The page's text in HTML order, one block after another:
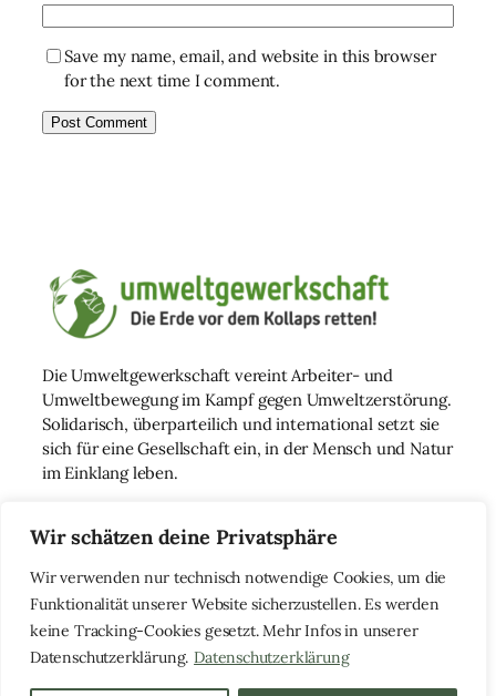
Wir schätzen deine Privatsphäre
Wir verwenden nur technisch notwendige Cookies, um die
Funktionalität unserer Website sicherzustellen. Es werden
keine Tracking-Cookies gesetzt. Mehr Infos in unserer
Datenschutzerklärung. Datenschutzerklärung
Save my name, email, and website in this browser
for the next time I comment.
Die Umweltgewerkschaft vereint Arbeiter- und
Umweltbewegung im Kampf gegen Umweltzerstörung.
Solidarisch, überparteilich und international setzt sie
sich für eine Gesellschaft ein, in der Mensch und Natur
im Einklang leben.
Impressum
Datenschutzerklärung
© 2014 – 2025 Alle Rechte vorbehalten.